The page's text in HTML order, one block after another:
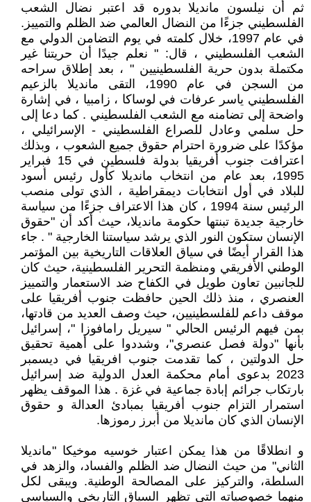
ثم أن نيلسون مانديلا بدوره قد اعتبر نضال الشعب
الفلسطيني جزءًا من النضال العالمي ضد الظلم والتمييز.
في عام 1997، خلال كلمته في يوم التضامن الدولي مع
الشعب الفلسطيني ، قال: " نعلم جيدًا أن حريتنا غير
مكتملة بدون حرية الفلسطينيين " ، بعد إطلاق سراحه
من السجن في عام 1990، التقى مانديلا بالزعيم
الفلسطيني ياسر عرفات في لوساكا ، زامبيا ، في إشارة
واضحة إلى تضامنه مع الشعب الفلسطيني . كما دعا إلى
حل سلمي وعادل للصراع الفلسطيني - الإسرائيلي ،
مؤكدًا على ضرورة احترام حقوق جميع الشعوب ، وبذلك
اعترافت جنوب أفريقيا بدولة فلسطين في 15 فبراير
1995، بعد عام من انتخاب مانديلا كأول رئيس أسود
للبلاد في أول انتخابات ديمقراطية ، الذي تولى منصب
الرئيس سنة 1994 ، كان هذا الاعتراف جزءًا من سياسة
خارجية جديدة تبنتها حكومة مانديلا، حيث أكد أن "حقوق
الإنسان ستكون النور الذي يرشد سياستنا الخارجية " . جاء
هذا القرار أيضًا في سياق العلاقات التاريخية بين المؤتمر
الوطني الأفريقي ومنظمة التحرير الفلسطينية، حيث كان
للجانبين تعاون طويل في الكفاح ضد الاستعمار والتمييز
العنصري ، منذ ذلك الحين حافظت جنوب أفريقيا على
موقف داعم للفلسطينيين، حيث وصف العديد من قادتها،
بمن فيهم الرئيس الحالي " سيريل رامافوزا "، إسرائيل
بأنها "دولة فصل عنصري"، وشددوا على أهمية تحقيق
حل الدولتين ، كما تقدمت جنوب افريقيا في ديسمبر
2023 بدعوى أمام محكمة العدل الدولية ضد إسرائيل
بارتكاب جرائم إبادة جماعية في غزة . هذا الموقف يظهر
استمرار التزام جنوب أفريقيا بمبادئ العدالة و حقوق
الإنسان الذي كان مانديلا من أبرز رموزها.
و انطلاقًا من هذا يمكن اعتبار خوسيه موخيكا "مانديلا
الثاني" من حيث النضال ضد الظلم والفساد، والزهد في
السلطة، والتركيز على المصالحة الوطنية. ويبقى لكل
منهما خصوصياته التي تظهر السياق التاريخي والسياسي